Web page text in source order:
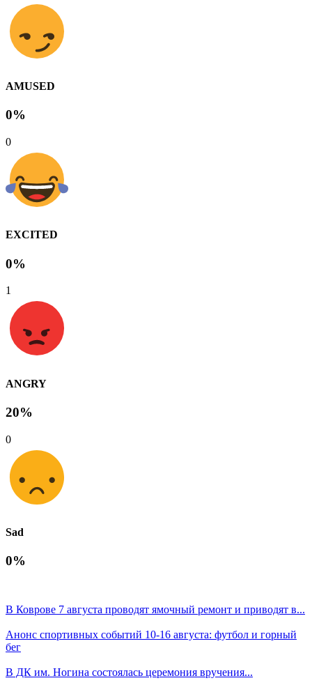
AMUSED
0%
0
EXCITED
0%
1
ANGRY
20%
0
Sad
0%
В Коврове 7 августа проводят ямочный ремонт и приводят в...
Анонс спортивных событий 10-16 августа: футбол и горный
бег
В ДК им. Ногина состоялась церемония вручения...